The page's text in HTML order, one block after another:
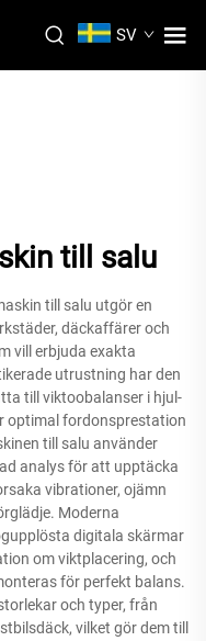
SV
till salu
till salu utgör en
däckaffärer och
vill erbjuda exakta
utrustning har den
till viktoobalanser i hjul-
optimal fordonsprestation
till salu använder
analys för att upptäcka
vibrationer, ojämn
Moderna
digitala skärmar
om viktplacering, och
för perfekt balans.
och typer, från
vilket gör dem till